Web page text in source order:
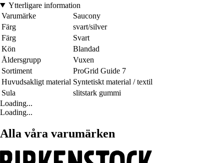
Ytterligare information
Varumärke
Saucony
Färg
svart/silver
Färg
Svart
Kön
Blandad
Åldersgrupp
Vuxen
Sortiment
ProGrid Guide 7
Huvudsakligt material Syntetiskt material / textil
Sula
slitstark gummi
Loading...
Loading...
Alla våra varumärken